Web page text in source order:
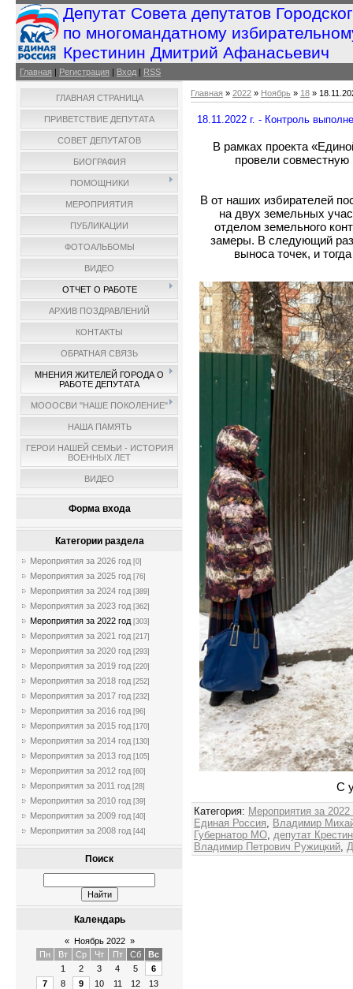
Депутат Совета депутатов
по многомандатному
Крестинин Дмитрий Афанасьевич
Главная | Регистрация | Вход | RSS
ГЛАВНАЯ СТРАНИЦА
ПРИВЕТСТВИЕ ДЕПУТАТА
СОВЕТ ДЕПУТАТОВ
БИОГРАФИЯ
ПОМОЩНИКИ
МЕРОПРИЯТИЯ
ПУБЛИКАЦИИ
ФОТОАЛЬБОМЫ
ВИДЕО
ОТЧЕТ О РАБОТЕ
АРХИВ ПОЗДРАВЛЕНИЙ
КОНТАКТЫ
ОБРАТНАЯ СВЯЗЬ
МНЕНИЯ ЖИТЕЛЕЙ ГОРОДА О
РАБОТЕ ДЕПУТАТА
МОООСВИ "НАШЕ ПОКОЛЕНИЕ"
НАША ПАМЯТЬ
ГЕРОИ НАШЕЙ СЕМЬИ - ИСТОРИЯ
ВОЕННЫХ ЛЕТ
ВИДЕО
Форма входа
Категории раздела
Мероприятия за 2026 год [0]
Мероприятия за 2025 год [76]
Мероприятия за 2024 год [389]
Мероприятия за 2023 год [362]
Мероприятия за 2022 год [303]
Мероприятия за 2021 год [217]
Мероприятия за 2020 год [293]
Мероприятия за 2019 год [220]
Мероприятия за 2018 год [252]
Мероприятия за 2017 год [232]
Мероприятия за 2016 год [96]
Мероприятия за 2015 год [170]
Мероприятия за 2014 год [130]
Мероприятия за 2013 год [105]
Мероприятия за 2012 год [60]
Мероприятия за 2011 год [28]
Мероприятия за 2010 год [39]
Мероприятия за 2009 год [40]
Мероприятия за 2008 год [44]
Поиск
Календарь
« Ноябрь 2022 »
Пн
Вт Ср Чт Пт Сб
Вс
1
2 3 4 5
6
7
8 9 10 11 12
13
Главная » 2022 » Ноябрь » 18 »
18.11.2022 г. - Контроль
В рамках проекта
провели совместную
В от наших избирателей
на двух земельных
отделом земельного
замеры. В следующий раз
выноса точек, и
С
Категория: Мероприятия за 2022
Единая Россия
Владимир
Губернатор МО депутат
Владимир Петрович Ружицкий